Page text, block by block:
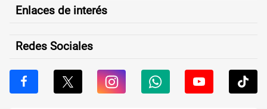
Enlaces de interés
Redes Sociales